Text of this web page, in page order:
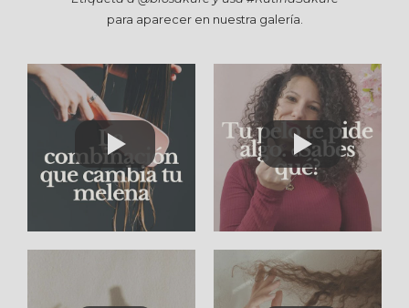
para aparecer en nuestra galería.